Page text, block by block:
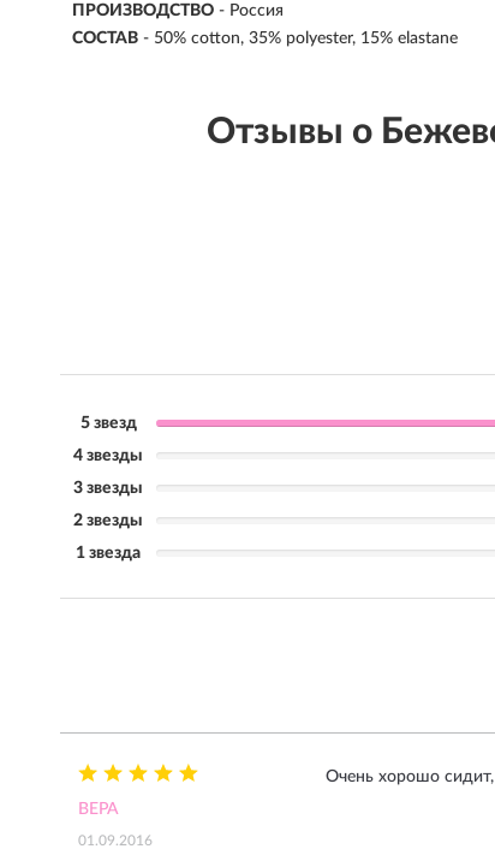
ПРОИЗВОДСТВО - Россия
СОСТАВ - 50% cotton, 35% polyester, 15% elastane
Отзывы о
5 звезд
4 звезды
3 звезды
2 звезды
1 звезда
ВЕРА
01.09.2016
Очень хорошо сидит,